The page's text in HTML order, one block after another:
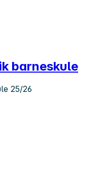
barneskule
25/26